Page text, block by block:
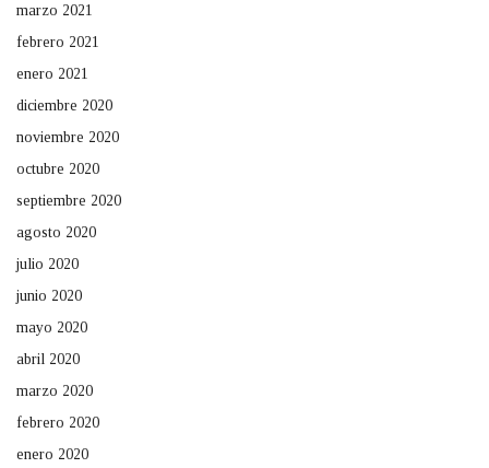
marzo 2021
febrero 2021
enero 2021
diciembre 2020
noviembre 2020
octubre 2020
septiembre 2020
agosto 2020
julio 2020
junio 2020
mayo 2020
abril 2020
marzo 2020
febrero 2020
enero 2020